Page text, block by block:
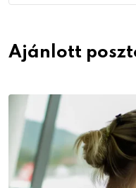
Ajánlott